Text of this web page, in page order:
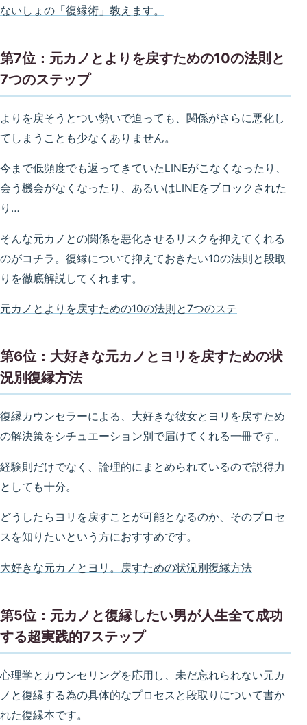
ないしょの「復縁術」教えます。
第7位：元カノとよりを戻すための10の法則と
7つのステップ
よりを戻そうとつい勢いで迫っても、関係がさらに悪化し
てしまうことも少なくありません。
今まで低頻度でも返ってきていたLINEがこなくなったり、
会う機会がなくなったり、あるいはLINEをブロックされた
り…
そんな元カノとの関係を悪化させるリスクを抑えてくれる
のがコチラ。復縁について抑えておきたい10の法則と段取
りを徹底解説してくれます。
元カノとよりを戻すための10の法則と7つのステ
第6位：大好きな元カノとヨリを戻すための状
況別復縁方法
復縁カウンセラーによる、大好きな彼女とヨリを戻すため
の解決策をシチュエーション別で届けてくれる一冊です。
経験則だけでなく、論理的にまとめられているので説得力
としても十分。
どうしたらヨリを戻すことが可能となるのか、そのプロセ
スを知りたいという方におすすめです。
大好きな元カノとヨリ。戻すための状況別復縁方法
第5位：元カノと復縁したい男が人生全て成功
する超実践的7ステップ
心理学とカウンセリングを応用し、未だ忘れられない元カ
ノと復縁する為の具体的なプロセスと段取りについて書か
れた復縁本です。